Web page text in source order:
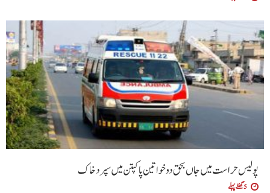
پولیس حراست میں جاں بحق دو خواتین پاکپتن میں سپرد خاک
5 گھنٹے پہلے